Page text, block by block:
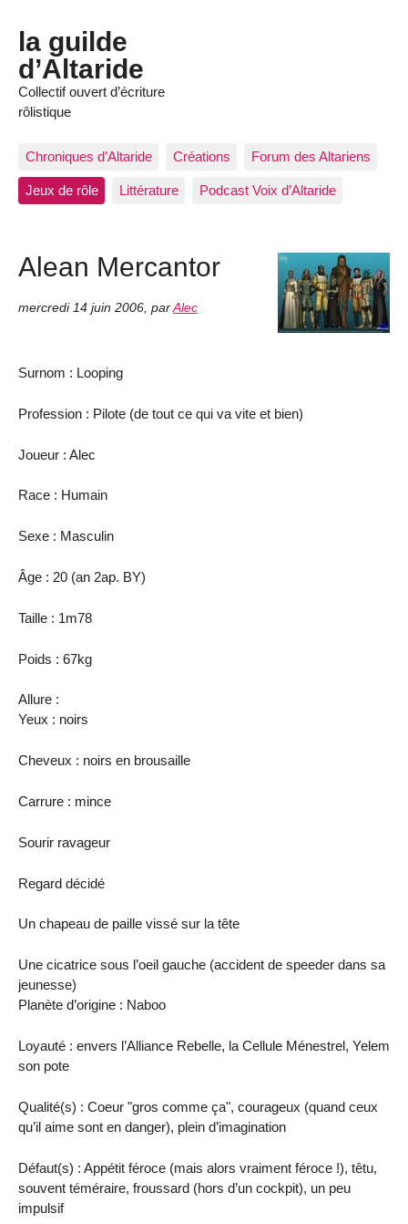
la guilde
d’Altaride
Collectif ouvert d’écriture
rôlistique
Chroniques d’Altaride Créations Forum des Altariens
Jeux de rôle Littérature Podcast Voix d’Altaride
Alean Mercantor
mercredi 14 juin 2006 par Alec
Surnom : Looping
Profession : Pilote (de tout ce qui va vite et bien)
Joueur : Alec
Race : Humain
Sexe : Masculin
Âge : 20 (an 2ap. BY)
Taille : 1m78
Poids : 67kg
Allure :
Yeux : noirs
Cheveux : noirs en brousaille
Carrure : mince
Sourir ravageur
Regard décidé
Un chapeau de paille vissé sur la tête
Une cicatrice sous l’oeil gauche (accident de speeder dans sa
jeunesse)
Planète d’origine : Naboo
Loyauté : envers l’Alliance Rebelle, la Cellule Ménestrel, Yelem
son pote
Qualité(s) : Coeur "gros comme ça", courageux (quand ceux
qu’il aime sont en danger), plein d’imagination
Défaut(s) : Appétit féroce (mais alors vraiment féroce !), têtu,
souvent téméraire, froussard (hors d’un cockpit), un peu
impulsif